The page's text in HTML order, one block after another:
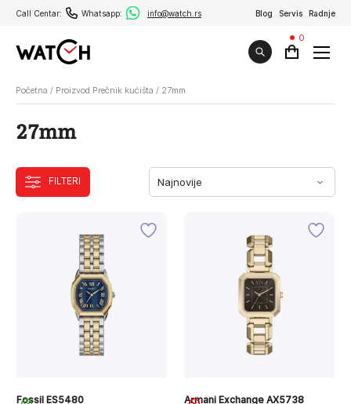
Call Centar: Whatsapp: info@watch.rs Blog Servis Radnje
0
Početna / Proizvod Prečnik kućišta / 27mm
27mm
FILTERI
Fossil ES5480 Armani Exchange AX5738